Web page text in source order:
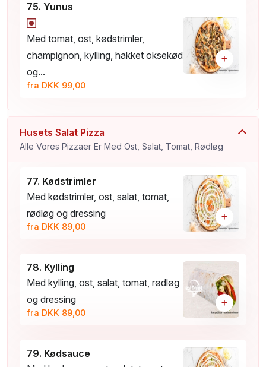
75. Yunus
Med tomat, ost, kødstrimler,
champignon, kylling, hakket oksekød
og...
fra DKK 99,00
+
Husets Salat Pizza
Alle Vores Pizzaer Er Med Ost, Salat, Tomat, Rødløg
77. Kødstrimler
Med kødstrimler, ost, salat, tomat,
rødløg og dressing
fra DKK 89,00
+
78. Kylling
Med kylling, ost, salat, tomat, rødløg
og dressing
fra DKK 89,00
+
79. Kødsauce